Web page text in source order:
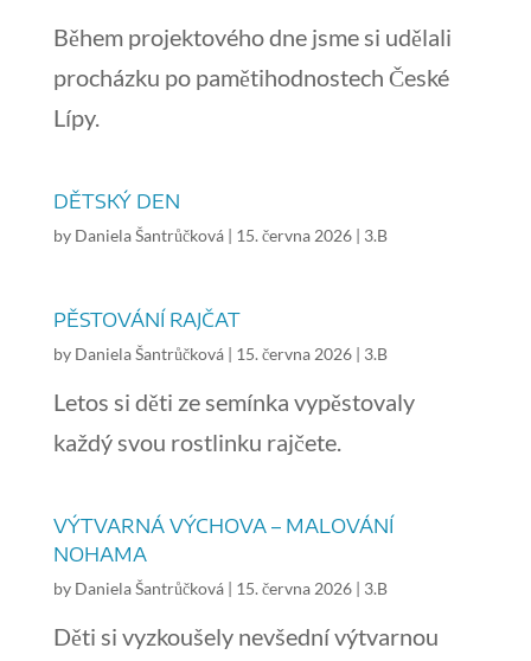
Během projektového dne jsme si udělali
procházku po pamětihodnostech České
Lípy.
DĚTSKÝ DEN
by Daniela Šantrůčková| 15. června 2026| 3.B
PĚSTOVÁNÍ RAJČAT
by Daniela Šantrůčková| 15. června 2026| 3.B
Letos si děti ze semínka vypěstovaly
každý svou rostlinku rajčete.
VÝTVARNÁ VÝCHOVA – MALOVÁNÍ
NOHAMA
by Daniela Šantrůčková| 15. června 2026| 3.B
Děti si vyzkoušely nevšední výtvarnou